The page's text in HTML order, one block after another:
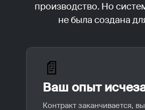
производство. Но
не была создана
📄
Ваш опыт
Контракт заканчивается,